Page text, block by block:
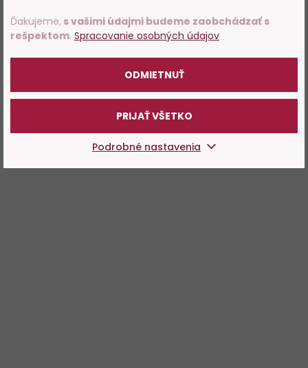
Ďakujeme, s vašimi údajmi budeme zaobchádzať s
rešpektom. Spracovanie osobných údajov
ODMIETNUŤ
PRIJAŤ VŠETKO
Podrobné nastavenia